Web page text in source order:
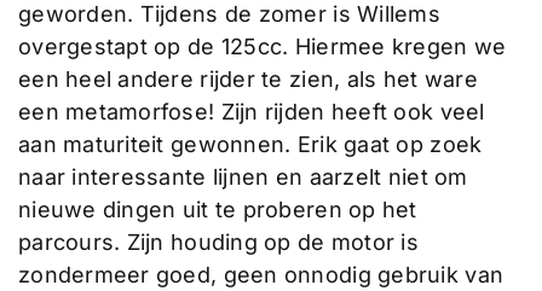
geworden. Tijdens de zomer is Willems
overgestapt op de 125cc. Hiermee kregen we
een heel andere rijder te zien, als het ware
een metamorfose! Zijn rijden heeft ook veel
aan maturiteit gewonnen. Erik gaat op zoek
naar interessante lijnen en aarzelt niet om
nieuwe dingen uit te proberen op het
parcours. Zijn houding op de motor is
zondermeer goed, geen onnodig gebruik van